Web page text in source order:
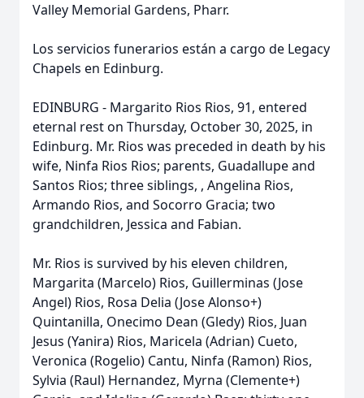
Valley Memorial Gardens, Pharr.
Los servicios funerarios están a cargo de Legacy
Chapels en Edinburg.
EDINBURG - Margarito Rios Rios, 91, entered
eternal rest on Thursday, October 30, 2025, in
Edinburg. Mr. Rios was preceded in death by his
wife, Ninfa Rios Rios; parents, Guadallupe and
Santos Rios; three siblings, , Angelina Rios,
Armando Rios, and Socorro Gracia; two
grandchildren, Jessica and Fabian.
Mr. Rios is survived by his eleven children,
Margarita (Marcelo) Rios, Guillerminas (Jose
Angel) Rios, Rosa Delia (Jose Alonso+)
Quintanilla, Onecimo Dean (Gledy) Rios, Juan
Jesus (Yanira) Rios, Maricela (Adrian) Cueto,
Veronica (Rogelio) Cantu, Ninfa (Ramon) Rios,
Sylvia (Raul) Hernandez, Myrna (Clemente+)